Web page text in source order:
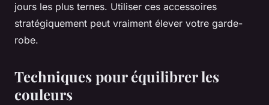
jours les plus ternes. Utiliser ces accessoires
stratégiquement peut vraiment élever votre garde-
robe.
Techniques pour équilibrer les
couleurs